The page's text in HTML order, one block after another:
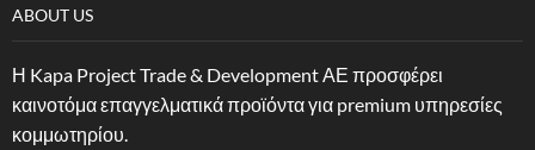
ABOUT US
Η Kapa Project Trade & Development ΑΕ προσφέρει
καινοτόμα επαγγελματικά προϊόντα για premium υπηρεσίες
κομμωτηρίου.